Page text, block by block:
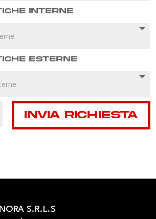
interne
esterne
INVIA RICHIESTA
S.R.L.S